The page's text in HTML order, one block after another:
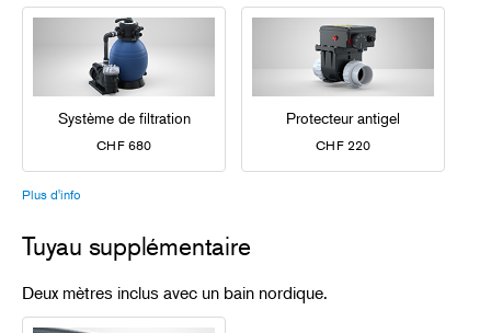
Système de filtration
CHF 680
Protecteur antigel
CHF 220
Plus d'info
Tuyau supplémentaire
Deux mètres inclus avec un bain nordique.